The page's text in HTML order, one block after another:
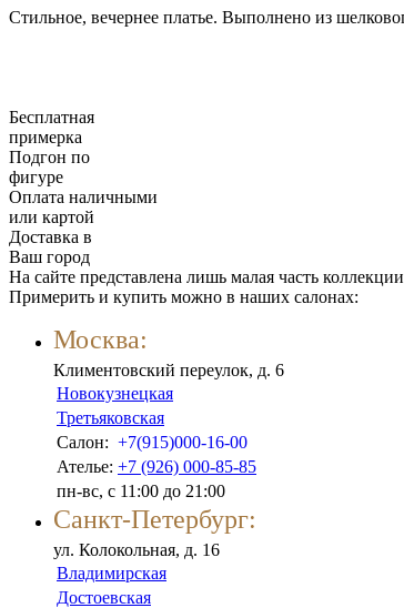
Стильное, вечернее платье. Выполнено из
Бесплатная
примерка
Подгон по
фигуре
Оплата наличными
или картой
Доставка в
Ваш город
На сайте представлена лишь малая часть
Примерить и купить можно в наших салонах:
Москва:
Климентовский переулок, д. 6
Новокузнецкая
Третьяковская
Салон: +7(915)000-16-00
Ателье: +7 (926) 000-85-85
пн-вс, с 11:00 до 21:00
Санкт-Петербург:
ул. Колокольная, д. 16
Владимирская
Достоевская